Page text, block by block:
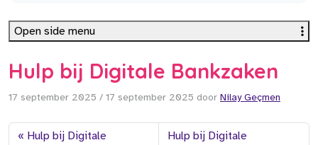
Hulp bij Digitale Bankzaken
17 september 2025 / 17 september 2025 door Nilay Geçmen
Hulp bij Digitale
Hulp bij Digitale
Open side menu